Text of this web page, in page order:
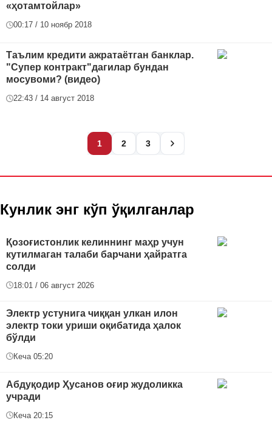
«ҳотамтойлар»
00:17 / 10 ноябр 2018
Таълим кредити ажратаётган банклар.
"Супер контракт"дагилар бундан
мосувоми? (видео)
22:43 / 14 август 2018
1 2 3
Кунлик энг кўп ўқилганлар
Қозоғистонлик келиннинг маҳр учун
кутилмаган талаби барчани ҳайратга
солди
18:01 / 06 август 2026
Электр устунига чиққан улкан илон
электр токи уриши оқибатида ҳалок
бўлди
Кеча 05:20
Абдуқодир Ҳусанов оғир жудоликка
учради
Кеча 20:15